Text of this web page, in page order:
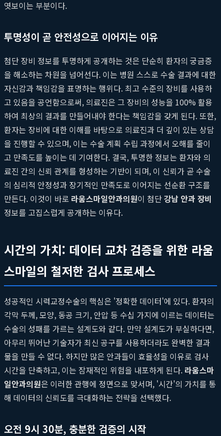
엿보이는 부분이다.
투명성이 곧 안전성으로 이어지는 이유
첨단 장비 정보를 투명하게 공개하는 것은 단순히 환자의 궁금증
을 해소하는 차원을 넘어선다. 이는 병원 스스로 수술 결과에 대한
자신감과 책임감을 표명하는 행위다. 최고 수준의 장비를 사용하
고 있음을 공언함으로써, 의료진은 그 장비의 성능을 100% 활용
하여 최상의 결과를 만들어내야 한다는 책임감을 갖게 된다. 또한,
환자는 장비에 대한 이해를 바탕으로 의료진과 더 깊이 있는 상담
을 진행할 수 있으며, 이는 수술 계획 수립 과정에서 오해를 줄이
고 만족도를 높이는 데 기여한다. 결국, 투명한 정보는 환자와 의
료진 간의 신뢰 관계를 형성하는 기반이 되며, 이 신뢰가 곧 수술
의 심리적 안정성과 장기적인 만족도로 이어지는 선순환 구조를
만든다. 이것이 바로 라움스마일안과의원이 첨단 강남 안과 장비
정보를 고집스럽게 공개하는 이유다.
시간의 가치: 데이터 교차 검증을 위한 라움
스마일의 철저한 검사 프로세스
성공적인 시력교정수술의 핵심은 '정확한 데이터'에 있다. 환자의
각막 두께, 모양, 동공 크기, 안압 등 수십 가지에 이르는 데이터는
수술의 성패를 가르는 설계도와 같다. 만약 설계도가 부실하다면,
아무리 뛰어난 기술자가 최신 공구를 사용하더라도 완벽한 결과
물을 만들 수 없다. 하지만 많은 안과들이 효율성을 이유로 검사
시간을 단축하고, 이는 잠재적인 위험을 내포하게 된다. 라움스마
일안과의원은 이러한 관행에 정면으로 맞서며, '시간'의 가치를 통
해 데이터의 신뢰도를 극대화하는 전략을 선택했다.
오전 9시 30분, 충분한 검증의 시작